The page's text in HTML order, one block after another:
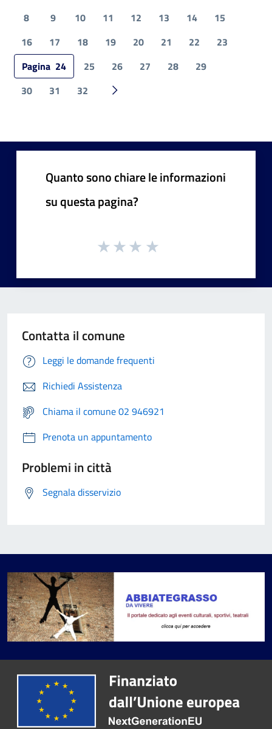
8
9 10 11 12 13 14
15
16
17 18 19 20 21 22
23
Pagina 24 25 26 27 28
29
30
31 32 Pagina successiva
Quanto sono chiare le informazioni
su questa pagina?
Contatta il comune
Leggi le domande frequenti
Richiedi Assistenza
Chiama il comune 02 946921
Prenota un appuntamento
Problemi in città
Segnala disservizio